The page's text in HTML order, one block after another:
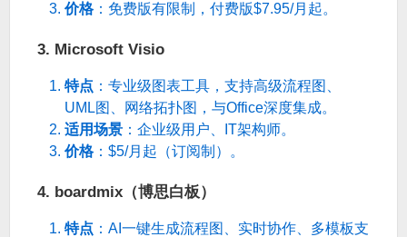
价格：免费版有限制，付费版$7.95/月起。
3. Microsoft Visio
特点 ：专业级图表工具，支持高级流程图、
UML图、网络拓扑图，与Office深度集成。
适用场景 ：企业级用户、IT架构师。
价格：$5/月起（订阅制）。
4. boardmix（博思白板）
特点 ：AI一键生成流程图、实时协作、多模板支